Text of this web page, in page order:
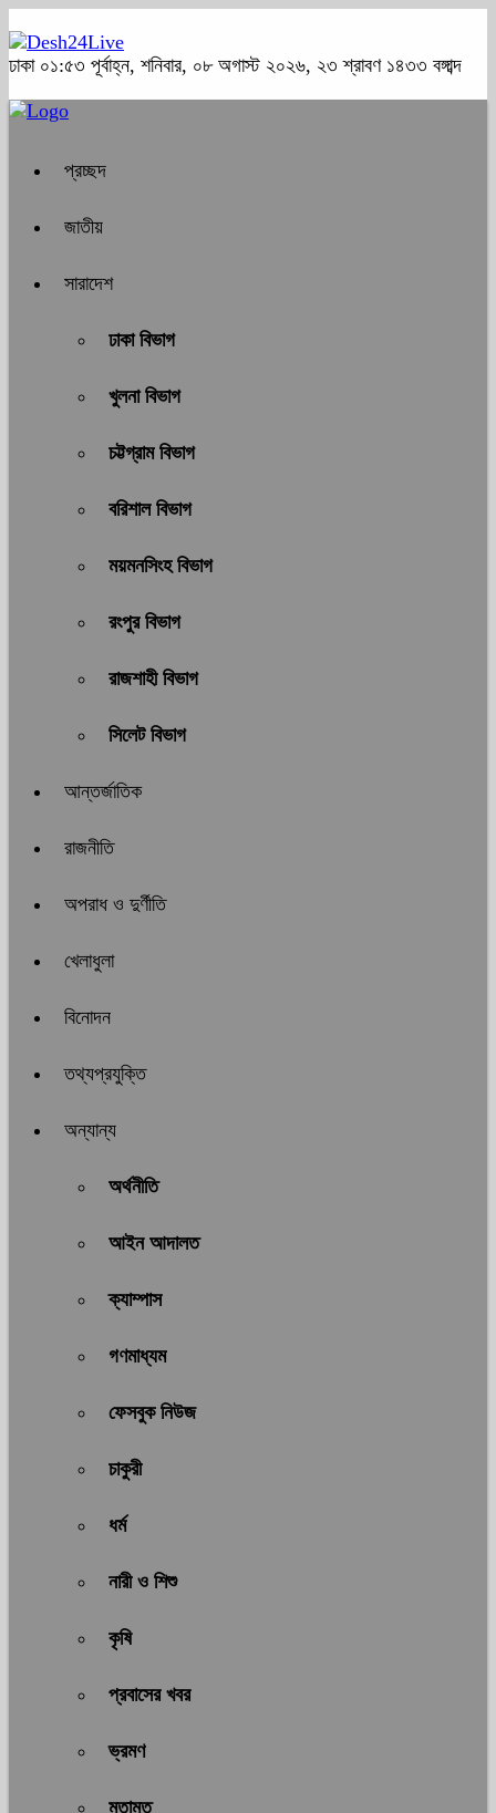
ঢাকা ০১:৫৩ পূর্বাহ্ন, শনিবার, ০৮ অগাস্ট ২০২৬, ২৩ শ্রাবণ ১৪৩৩ বঙ্গাব্দ
প্রচ্ছদ
জাতীয়
সারাদেশ
ঢাকা বিভাগ
খুলনা বিভাগ
চট্টগ্রাম বিভাগ
বরিশাল বিভাগ
ময়মনসিংহ বিভাগ
রংপুর বিভাগ
রাজশাহী বিভাগ
সিলেট বিভাগ
আন্তর্জাতিক
রাজনীতি
অপরাধ ও দুর্ণীতি
খেলাধুলা
বিনোদন
তথ্যপ্রযুক্তি
অন্যান্য
অর্থনীতি
আইন আদালত
ক্যাম্পাস
গণমাধ্যম
ফেসবুক নিউজ
চাকুরী
ধর্ম
নারী ও শিশু
কৃষি
প্রবাসের খবর
ভ্রমণ
মতামত